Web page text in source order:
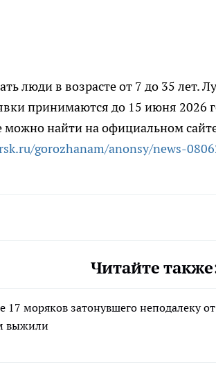
люди в возрасте от 7 до 35
принимаются до 15 июня 2026
можно найти на официальном
gorozhanam/anonsy/news-
Читайте
17 моряков затонувшего неподалеку
выжили